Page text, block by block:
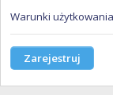
Warunki użytkowania
Zarejestruj